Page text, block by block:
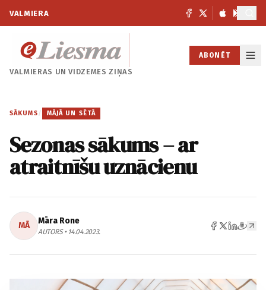
VALMIERA
VALMIERAS UNVIDZEMES ZIŅAS
ABONĒT
SĀKUMS / MĀJĀ UN SĒTĀ
Sezonas sākums – ar
atraitnīšu uznācienu
MĀ Māra Rone
AUTORS • 14.04.2023.